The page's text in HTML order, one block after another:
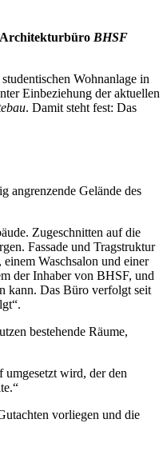
Architekturbüro BHSF
Wohnanlage in
Einbeziehung der aktuellen
. Damit steht fest: Das
angrenzende Gelände des
Zugeschnitten auf die
Fassade und Tragstruktur
Waschsalon und einer
der Inhaber von BHSF, und
kann. Das Büro verfolgt seit
bestehende Räume,
wird, der den
vorliegen und die